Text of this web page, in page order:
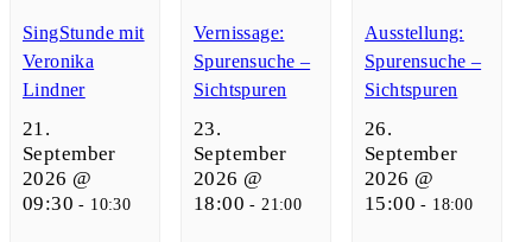
SingStunde mit
Veronika
Lindner
21.
September
2026 @
09:30 - 10:30
Vernissage:
Spurensuche –
Sichtspuren
23.
September
2026 @
18:00 - 21:00
Ausstellung:
Spurensuche –
Sichtspuren
26.
September
2026 @
15:00 - 18:00